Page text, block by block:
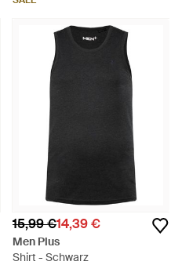
15,99 €14,39 €
Men Plus
Shirt - Schwarz